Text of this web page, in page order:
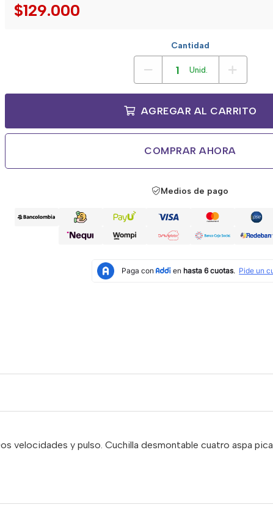
$129.000
Cantidad
Unid.
AGREGAR AL CARRITO
COMPRAR AHORA
Medios de pago
velocidades y pulso. Cuchilla desmontable cuatro aspa pica